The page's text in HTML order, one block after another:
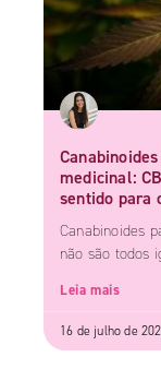
medicinal:
sentido para
Canabinoides
não são todos
Leia mais
16 de julho de